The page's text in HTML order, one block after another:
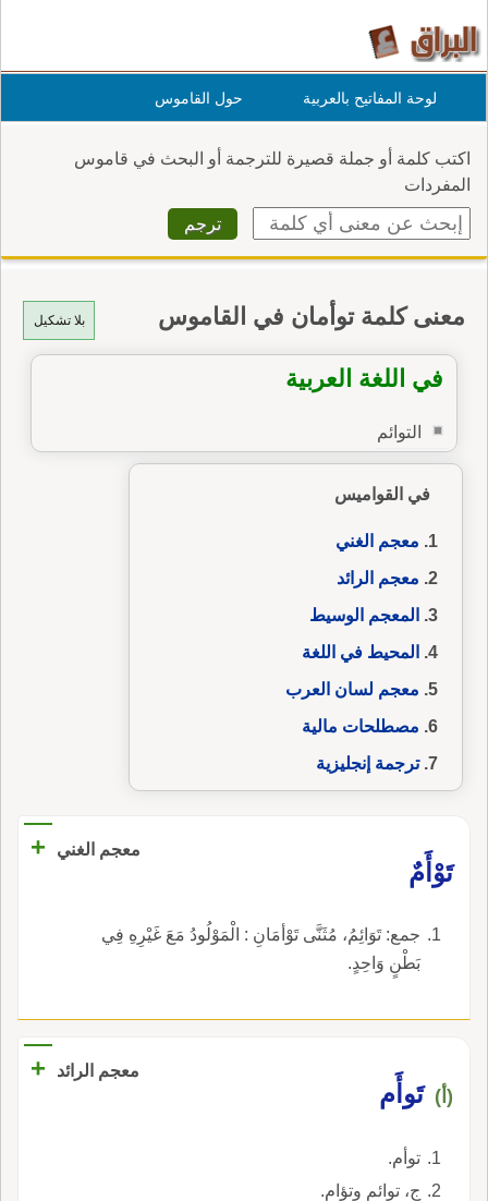
لوحة المفاتيح بالعربية حول القاموس
اكتب كلمة أو جملة قصيرة للترجمة أو البحث في قاموس
المفردات
بلا تشكيل معنى كلمة توأمان في القاموس
في اللغة العربية
التوائم
في القواميس
معجم الغني
معجم الرائد
المعجم الوسيط
المحيط في اللغة
معجم لسان العرب
مصطلحات مالية
ترجمة إنجليزية
معجم الغني
+
تَوْأَمٌ
جمع: تَوَائِمُ، مُثَنَّى تَوْأمَانِ : الْمَوْلُودُ مَعَ غَيْرِهِ فِي
بَطْنٍ وَاحِدٍ.
معجم الرائد +
(أ) تَوأَم
توأم.
ج، توائم وتؤام.